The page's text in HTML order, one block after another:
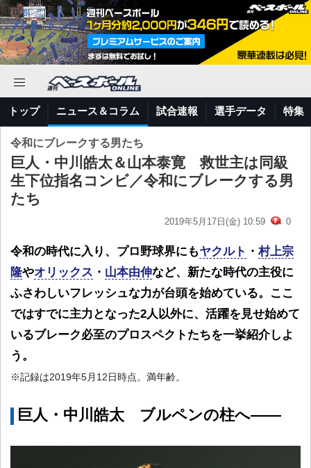
トップ ニュース＆コラム 試合速報 選手データ 特集
令和にブレークする男たち
巨人・中川皓太＆山本泰寛 救世主は同級
生下位指名コンビ／令和にブレークする男
たち
2019年5月17日(金) 10:59 0
令和の時代に入り、プロ野球界にもヤクルト ・村上宗
隆やオリックス ・ 山本由伸など、新たな時代の主役に
ふさわしいフレッシュな力が台頭を始めている。ここ
ではすでに主力となった2人以外に、活躍を見せ始めて
いるブレーク必至のプロスペクトたちを一挙紹介しよ
う。
※記録は2019年5月12日時点。満年齢。
巨人・中川皓太 ブルペンの柱へ――